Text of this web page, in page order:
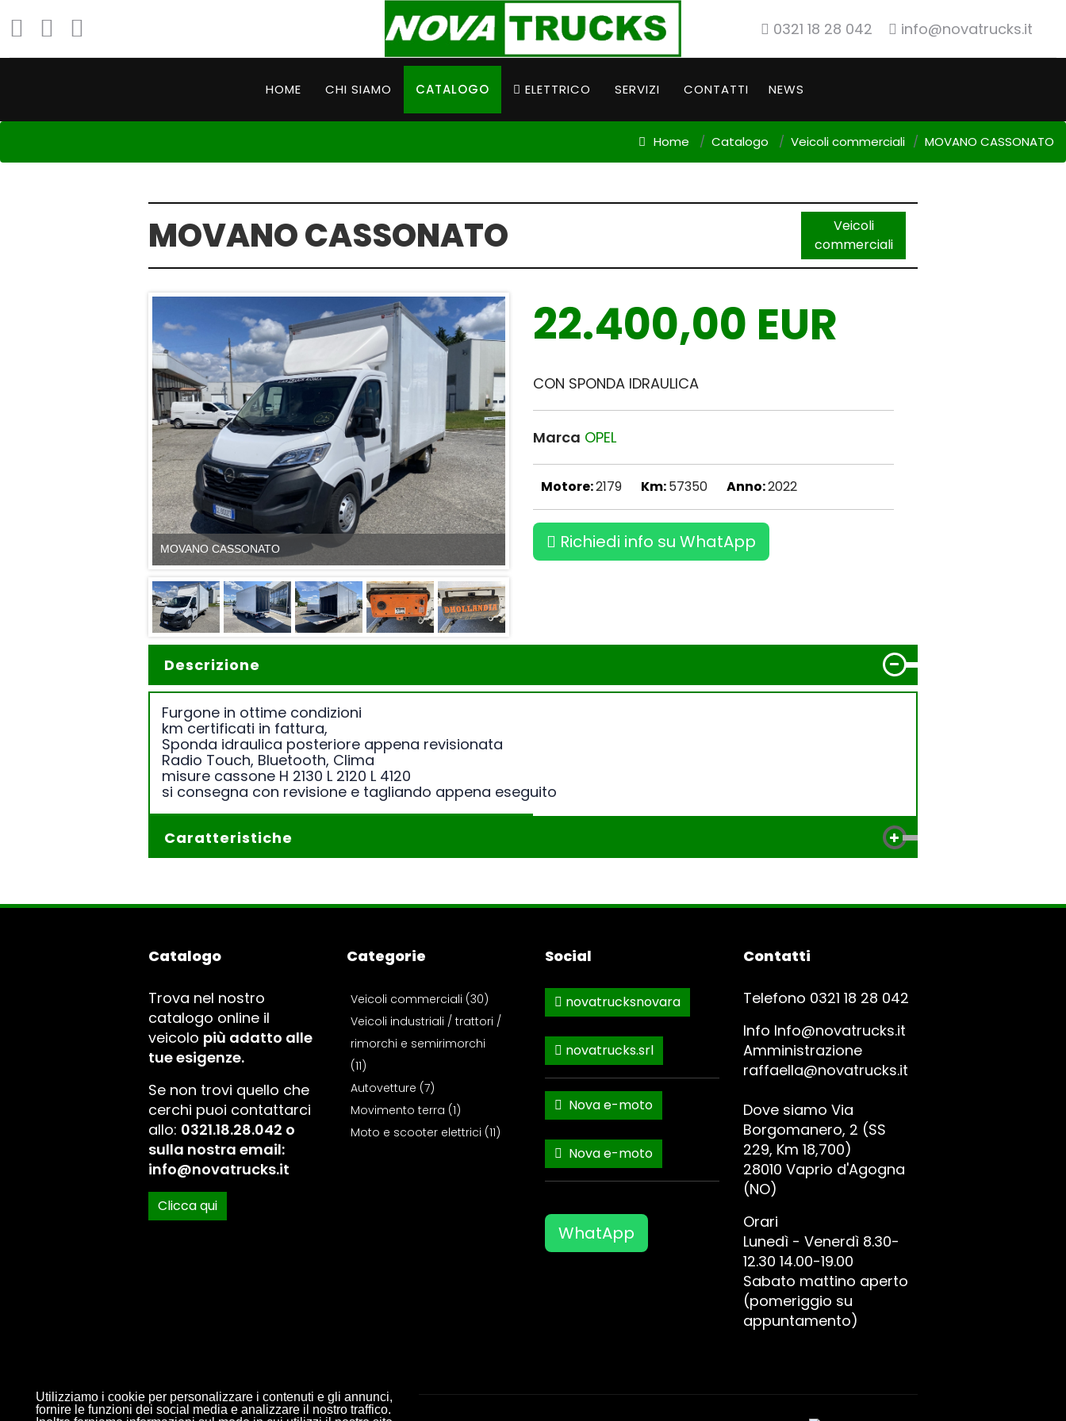
Utilizziamo i cookie per personalizzare i contenuti e gli annunci,
fornire le funzioni dei social media e analizzare il nostro traffico.
0321 18 28 042 info@novatrucks.it
HOME CHI SIAMO CATALOGO ELETTRICO SERVIZI CONTATTI NEWS
Home Catalogo Veicoli commerciali MOVANO CASSONATO
MOVANO CASSONATO
Veicoli
commerciali
MOVANO CASSONATO MOVANO CASSONATO
22.400,00 EUR
CON SPONDA IDRAULICA
Marca OPEL
Motore:2179 Km:57350 Anno:2022
Richiedi info su WhatApp
Descrizione
Furgone in ottime condizioni
km certificati in fattura,
Sponda idraulica posteriore appena revisionata
Radio Touch, Bluetooth, Clima
misure cassone H 2130 L 2120 L 4120
si consegna con revisione e tagliando appena eseguito
Caratteristiche
Catalogo
Trova nel nostro
catalogo online il
veicolo più adatto alle
tue esigenze.
Se non trovi quello che
cerchi puoi contattarci
allo: 0321.18.28.042 o
sulla nostra email:
info@novatrucks.it
Clicca qui
Categorie
Veicoli commerciali (30)
Veicoli industriali / trattori /
rimorchi e semirimorchi
(11)
Autovetture (7)
Movimento terra (1)
Moto e scooter elettrici (11)
Social
novatrucksnovara
novatrucks.srl
Nova e-moto
Nova e-moto
WhatApp
Contatti
Telefono 0321 18 28 042
Info Info@novatrucks.it
Amministrazione
raffaella@novatrucks.it
Dove siamo Via
Borgomanero, 2 (SS
229, Km 18,700)
28010 Vaprio d'Agogna
(NO)
Orari
Lunedì - Venerdì 8.30-
12.30 14.00-19.00
Sabato mattino aperto
(pomeriggio su
appuntamento)